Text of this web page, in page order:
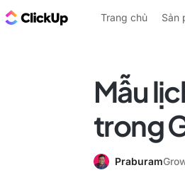
ClickUp Blog
Trang chủ Sản
Mẫu
trong
Praburam